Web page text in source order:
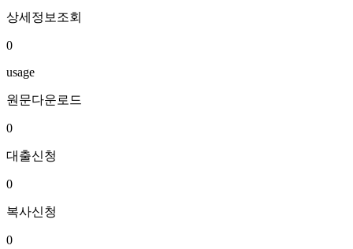
상세정보조회
0
usage
원문다운로드
0
대출신청
0
복사신청
0